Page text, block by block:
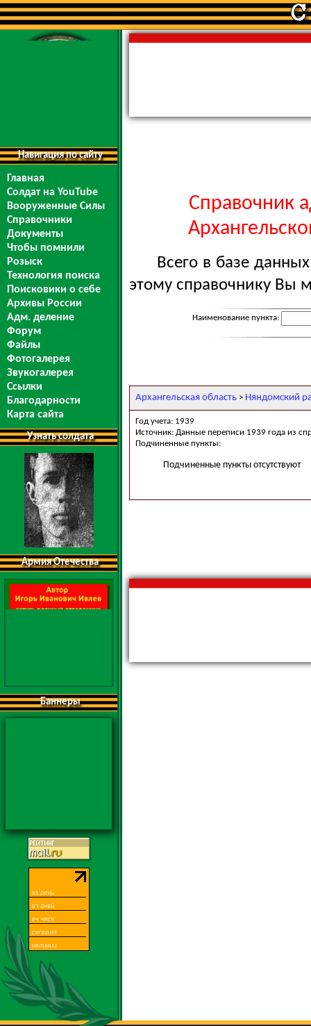
Навигация по сайту
Главная
Солдат на YouTube
Вооруженные Силы
Справочники
Документы
Чтобы помнили
Розыск
Технология поиска
Поисковики о себе
Архивы России
Адм. деление
Форум
Файлы
Фотогалерея
Звукогалерея
Ссылки
Благодарности
Карта сайта
Узнать солдата
Армия Отечества
Баннеры
Справочник
Всего в базе
этому справочнику Вы
Наименование пункта:
Архангельская область > Няндомский
Год учета: 1939
Источник: Данные переписи 1939 года из
Подчиненные пункты:
Подчиненные пункты отсутствуют